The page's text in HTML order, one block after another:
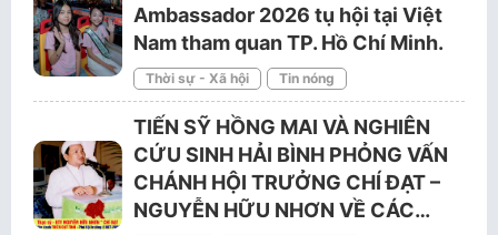
Ambassador 2026 tụ hội tại Việt
Nam tham quan TP. Hồ Chí Minh.
Thời sự - Xã hội Tin nóng
TIẾN SỸ HỒNG MAI VÀ NGHIÊN
CỨU SINH HẢI BÌNH PHỎNG VẤN
CHÁNH HỘI TRƯỞNG CHÍ ĐẠT –
NGUYỄN HỮU NHƠN VỀ CÁC…